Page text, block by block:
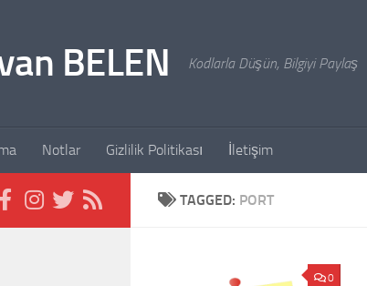
BELEN Kodlarla Düşün, Bilgiyi Paylaş
Notlar Gizlilik Politikası İletişim
TAGGED: PORT
0